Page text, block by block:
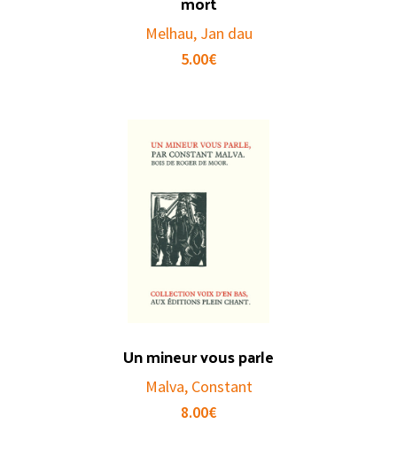
Melhau, Jan dau
5.00€
Un mineur vous parle
Malva, Constant
8.00€